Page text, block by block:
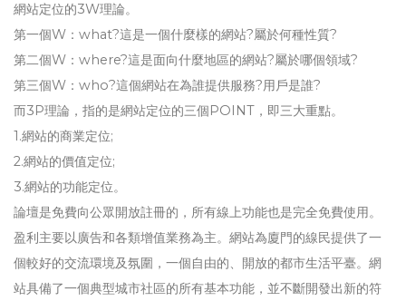
網站定位的3W理論。
第一個W：what?這是一個什麼樣的網站?屬於何種性質?
第二個W：where?這是面向什麼地區的網站?屬於哪個領域?
第三個W：who?這個網站在為誰提供服務?用戶是誰?
而3P理論，指的是網站定位的三個POINT，即三大重點。
1.網站的商業定位;
2.網站的價值定位;
3.網站的功能定位。
論壇是免費向公眾開放註冊的，所有線上功能也是完全免費使用。
盈利主要以廣告和各類增值業務為主。網站為廈門的線民提供了一
個較好的交流環境及氛圍，一個自由的、開放的都市生活平臺。網
站具備了一個典型城市社區的所有基本功能，並不斷開發出新的符